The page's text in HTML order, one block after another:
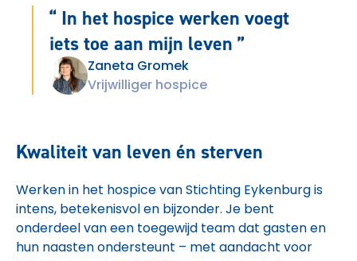
In het hospice werken voegt
iets toe aan mijn leven
Zaneta Gromek
Vrijwilliger hospice
Kwaliteit van leven én sterven
Werken in het hospice van Stichting Eykenburg is
intens, betekenisvol en bijzonder. Je bent
onderdeel van een toegewijd team dat gasten en
hun naasten ondersteunt – met aandacht voor